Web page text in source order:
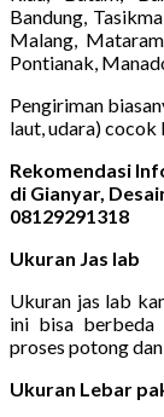
Bandung,
Malang,
Pontianak,
Pengiriman
laut, udara) cocok
Rekomendasi
di Gianyar,
08129291318
Ukuran Jas lab
Ukuran jas lab
ini bisa berbeda
proses potong
Ukuran Lebar